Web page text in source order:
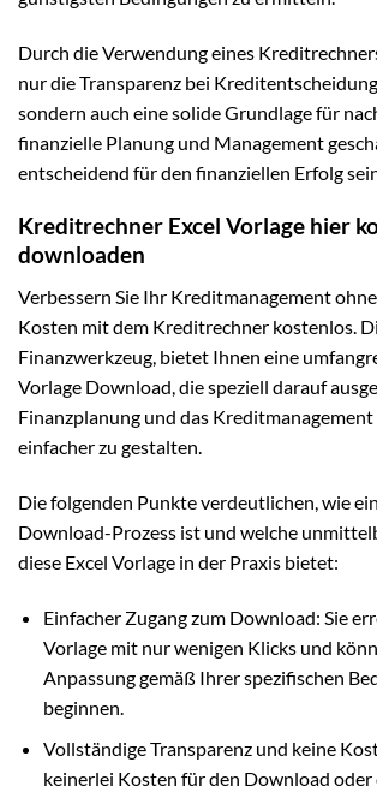
Durch die Verwendung eines
nur die Transparenz bei
sondern auch eine solide Grundlage für
finanzielle Planung und Management
entscheidend für den finanziellen Erfolg
Kreditrechner Excel Vorlage hier
downloaden
Verbessern Sie Ihr Kreditmanagement
Kosten mit dem Kreditrechner kostenlos.
Finanzwerkzeug, bietet Ihnen eine
Vorlage Download, die speziell darauf
Finanzplanung und das
einfacher zu gestalten.
Die folgenden Punkte verdeutlichen, wie
Download-Prozess ist und welche
diese Excel Vorlage in der Praxis bietet:
Einfacher Zugang zum Download: Sie
Vorlage mit nur wenigen Klicks und
Anpassung gemäß Ihrer spezifischen
beginnen.
Vollständige Transparenz und keine
keinerlei Kosten für den Download oder